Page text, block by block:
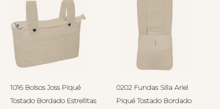
1016 Bolsos Joss Piqué
Tostado Bordado Estrellitas
0202 Fundas Silla Ariel
Piqué Tostado Bordado